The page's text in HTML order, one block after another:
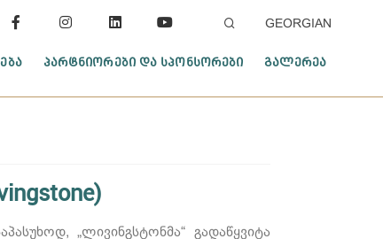
GEORGIAN
ᲞᲐᲠᲢᲜᲘᲝᲠᲔᲑᲘ ᲓᲐ ᲡᲞᲝᲜᲡᲝᲠᲔᲑᲘ ᲒᲐᲚᲔᲠᲔᲐ
„ლივინგსტონმა“ გადაწყვიტა